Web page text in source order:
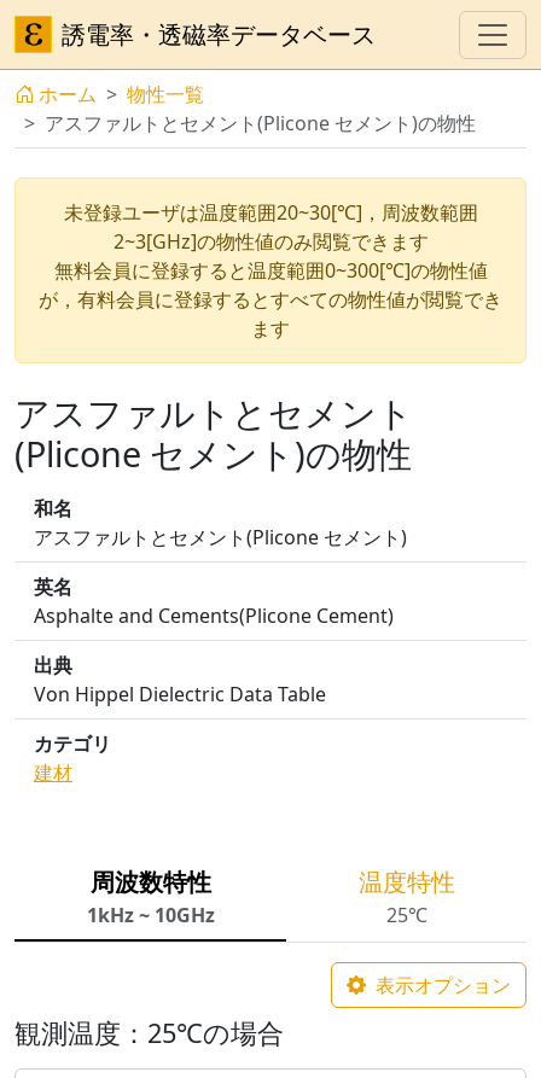
誘電率・透磁率データベース
ホーム
物性一覧
アスファルトとセメント(Plicone セメント)の物性
未登録ユーザは温度範囲20~30[℃]，周波数範囲
2~3[GHz]の物性値のみ閲覧できます
無料会員に登録すると温度範囲0~300[℃]の物性値
が，有料会員に登録するとすべての物性値が閲覧でき
ます
アスファルトとセメント
(Plicone セメント)の物性
和名
アスファルトとセメント(Plicone セメント)
英名
Asphalte and Cements(Plicone Cement)
出典
Von Hippel Dielectric Data Table
カテゴリ
建材
周波数特性
1kHz ~ 10GHz
温度特性
25℃
表示オプション
観測温度：25℃の場合